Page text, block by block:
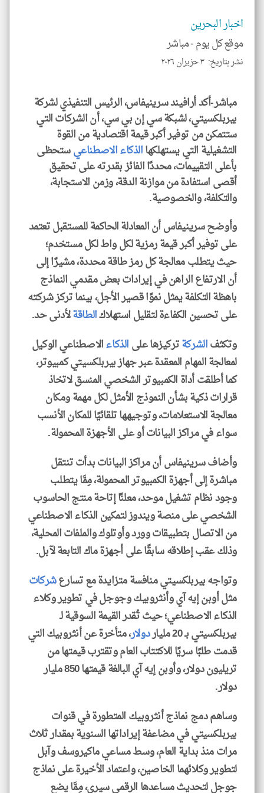
اخبار البحرين
موقع كل يوم -مباشر
نشر بتاريخ: ٣ حزيران ٢٠٢٦
مباشر-أكد أرافيند سرينيفاس، الرئيس التنفيذي لشركة
بيربلكسيتي، لشبكة سي إن بي سي، أن الشركات التي
ستتمكن من توفير أكبر قيمة اقتصادية من القوة
التشغيلية التي يستهلكهاالذكاء الاصطناعيستحظى
بأعلى التقييمات، محددًا الفائز بقدرته على تحقيق
أقصى استفادة من موازنة الدقة، وزمن الاستجابة،
والتكلفة، والخصوصية.
وأوضح سرينيفاس أن المعادلة الحاكمة للمستقبل تعتمد
على توفير أكبر قيمة رمزية لكل واط لكل مستخدم؛
حيث يتطلب معالجة كل رمز طاقة محددة، مشيرًا إلى
أن الارتفاع الراهن في إيرادات بعض مقدمي النماذج
باهظة التكلفة يمثل نموًا قصير الأجل، بينما تركز شركته
على تحسين الكفاءة لتقليل استهلاكالطاقةلأدنى حد.
وتكثفالشركةتركيزها علىالذكاءالاصطناعي الوكيل
لمعالجة المهام المعقدة عبر جهاز بيربلكسيتي كمبيوتر،
كما أطلقت أداة الكمبيوتر الشخصي المنسق لاتخاذ
قرارات ذكية بشأن النموذج الأمثل لكل مهمة ومكان
معالجة الاستعلامات، وتوجيهها تلقائيًا للمكان الأنسب
سواء في مراكز البيانات أو على الأجهزة المحمولة.
وأضاف سرينيفاس أن مراكز البيانات بدأت تنتقل
مباشرة إلى أجهزة الكمبيوتر المحمولة، مِمَّا يتطلب
وجود نظام تشغيل موحد، معلنًا إتاحة منتج الحاسوب
الشخصي على منصة ويندوز لتمكين الذكاء الاصطناعي
من الاتصال بتطبيقات وورد وأوتلوك والملفات المحلية،
وذلك عقب إطلاقه سابقًا على أجهزة ماك التابعة لآبل.
وتواجه بيربلكسيتي منافسة متزايدة مع تسارعشركات
مثل أوبن إيه آي وأنثروبيك وجوجل في تطوير وكلاء
الذكاء الاصطناعي؛ حيث تُقدر القيمة السوقية لـ
بيربلكسيتي بـ 20 مليار
دولار، متأخرة عن أنثروبيك التي
قدمت طلبًا سريًا للاكتتاب العام وتقترب قيمتها من
تريليون دولار، وأوبن إيه آي البالغة قيمتها 850 مليار
دولار.
وساهم دمج نماذج أنثروبيك المتطورة في قنوات
بيربلكسيتي في مضاعفة إيراداتها السنوية بمقدار ثلاث
مرات منذ بداية العام، وسط مساعي ماكيروسف وآبل
لتطوير وكلائهما الخاصين، واعتماد الأخيرة على نماذج
جوجل لتحديث مساعدها الرقمي سيري، مِمَّا يضع